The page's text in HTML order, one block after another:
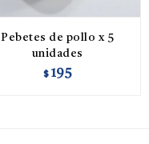
Pebetes de pollo x 5
unidades
$ 195